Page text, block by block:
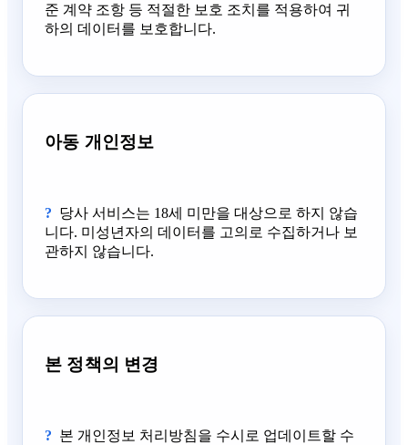
준 계약 조항 등 적절한 보호 조치를 적용하여 귀
하의 데이터를 보호합니다.
아동 개인정보
당사 서비스는 18세 미만을 대상으로 하지 않습
니다. 미성년자의 데이터를 고의로 수집하거나 보
관하지 않습니다.
본 정책의 변경
본 개인정보 처리방침을 수시로 업데이트할 수